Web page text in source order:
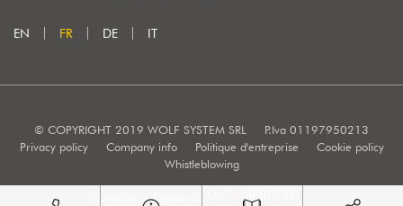
EN FR DE IT
© COPYRIGHT 2019 WOLF SYSTEM SRL
P.Iva 01197950213
Privacy policy
Company info Politique d'entreprise
Cookie policy
Whistleblowing
Marketing e Creatività: